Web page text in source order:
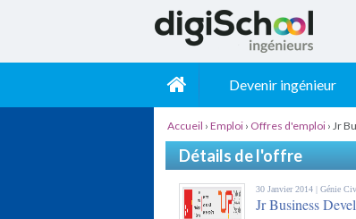
Devenir ingénieur
Accueil ›Emploi › Offres d'emploi ›Jr
Détails de l'offre
30 Janvier 2014 |Génie
Jr Business